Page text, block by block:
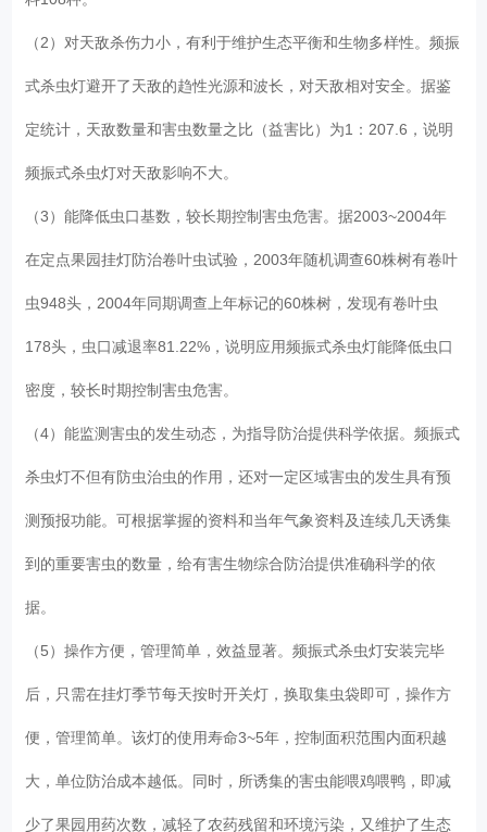
（2）对天敌杀伤力小，有利于维护生态平衡和生物多样性。频振
式杀虫灯避开了天敌的趋性光源和波长，对天敌相对安全。据鉴
定统计，天敌数量和害虫数量之比（益害比）为1：207.6，说明
频振式杀虫灯对天敌影响不大。
（3）能降低虫口基数，较长期控制害虫危害。据2003~2004年
在定点果园挂灯防治卷叶虫试验，2003年随机调查60株树有卷叶
虫948头，2004年同期调查上年标记的60株树，发现有卷叶虫
178头，虫口减退率81.22%，说明应用频振式杀虫灯能降低虫口
密度，较长时期控制害虫危害。
（4）能监测害虫的发生动态，为指导防治提供科学依据。频振式
杀虫灯不但有防虫治虫的作用，还对一定区域害虫的发生具有预
测预报功能。可根据掌握的资料和当年气象资料及连续几天诱集
到的重要害虫的数量，给有害生物综合防治提供准确科学的依
据。
（5）操作方便，管理简单，效益显著。频振式杀虫灯安装完毕
后，只需在挂灯季节每天按时开关灯，换取集虫袋即可，操作方
便，管理简单。该灯的使用寿命3~5年，控制面积范围内面积越
大，单位防治成本越低。同时，所诱集的害虫能喂鸡喂鸭，即减
少了果园用药次数，减轻了农药残留和环境污染，又维护了生态